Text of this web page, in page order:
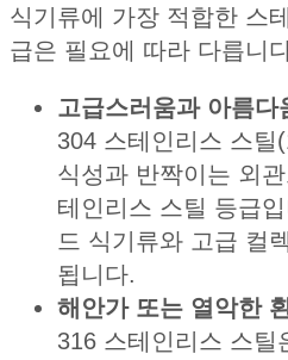
식기류에 가장 적합한 스
급은 필요에 따라 다릅니
고급스러움과 아름다
304 스테인리스 스틸
식성과 반짝이는 외
테인리스 스틸 등급
드 식기류와 고급 컬
됩니다.
해안가 또는 열악한
316 스테인리스 스틸